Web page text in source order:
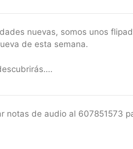
nuevas, somos unos
de esta semana.
de audio al 607851573